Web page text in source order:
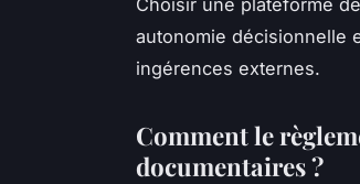
autonomie décisionnelle
ingérences externes.
Comment le
documentaires ?